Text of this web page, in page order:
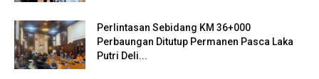
Perlintasan Sebidang KM 36+000
Perbaungan Ditutup Permanen Pasca Laka
Putri Deli...